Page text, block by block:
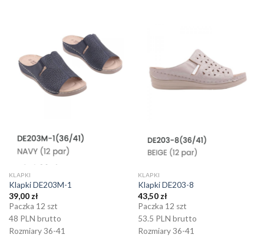
KLAPKI
Klapki DE203M-1
39,00 zł
Paczka 12 szt
48 PLN brutto
Rozmiary 36-41
KLAPKI
Klapki DE203-8
43,50 zł
Paczka 12 szt
53.5 PLN brutto
Rozmiary 36-41